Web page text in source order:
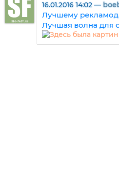
16.01.2016 14:02 —
Лучшему
Лучшая волна для